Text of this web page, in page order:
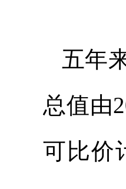
五年
总值由
可比价